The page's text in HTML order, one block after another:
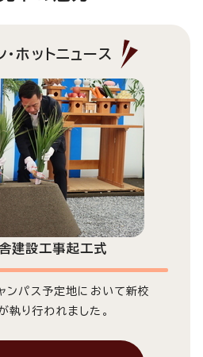
・ホットニュース
建設工事起工式
ンパス予定地において新校
り行われました。